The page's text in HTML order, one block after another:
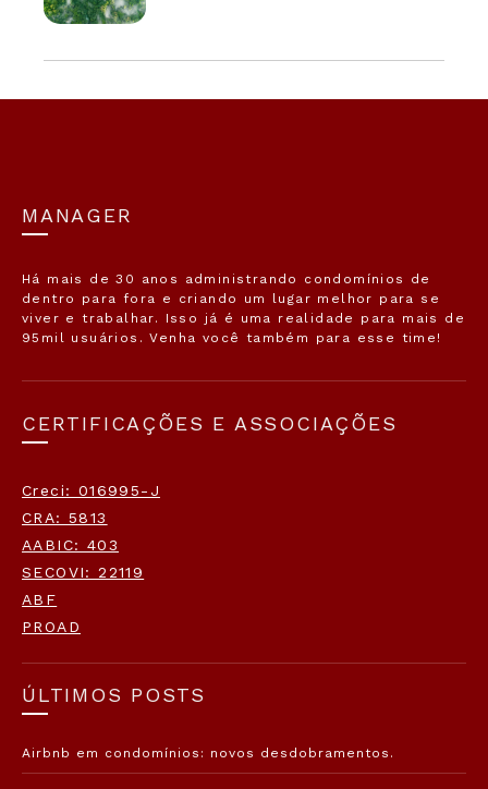
MANAGER
Há mais de 30 anos administrando condomínios de
dentro para fora e criando um lugar melhor para se
viver e trabalhar. Isso já é uma realidade para mais de
95mil usuários. Venha você também para esse time!
CERTIFICAÇÕES E ASSOCIAÇÕES
Creci: 016995-J
CRA: 5813
AABIC: 403
SECOVI: 22119
ABF
PROAD
ÚLTIMOS POSTS
Airbnb em condomínios: novos desdobramentos.